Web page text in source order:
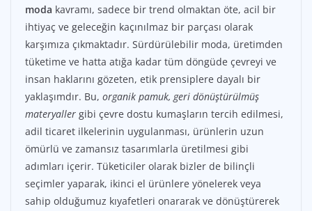
moda kavramı, sadece bir trend olmaktan öte, acil bir
ihtiyaç ve geleceğin kaçınılmaz bir parçası olarak
karşımıza çıkmaktadır. Sürdürülebilir moda, üretimden
tüketime ve hatta atığa kadar tüm döngüde çevreyi ve
insan haklarını gözeten, etik prensiplere dayalı bir
yaklaşımdır. Bu, organik pamuk, geri dönüştürülmüş
materyaller gibi çevre dostu kumaşların tercih edilmesi,
adil ticaret ilkelerinin uygulanması, ürünlerin uzun
ömürlü ve zamansız tasarımlarla üretilmesi gibi
adımları içerir. Tüketiciler olarak bizler de bilinçli
seçimler yaparak, ikinci el ürünlere yönelerek veya
sahip olduğumuz kıyafetleri onararak ve dönüştürerek